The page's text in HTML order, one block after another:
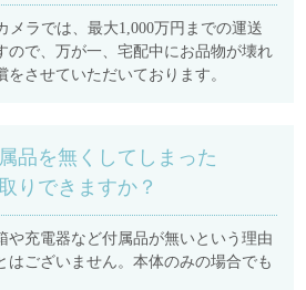
メラでは、最大1,000万円までの運送
ので、万が一、宅配中にお品物が壊れ
させていただいております。
品を無くしてしまった
りできますか？
や充電器など付属品が無いという理由
はございません。本体のみの場合でも